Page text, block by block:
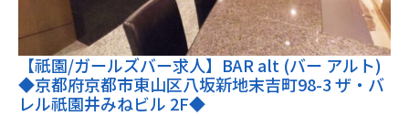
【祇園/ガールズバー求人】BAR alt (バー アルト)
◆京都府京都市東山区八坂新地末吉町98-3 ザ・バ
レル祇園井みねビル 2F◆